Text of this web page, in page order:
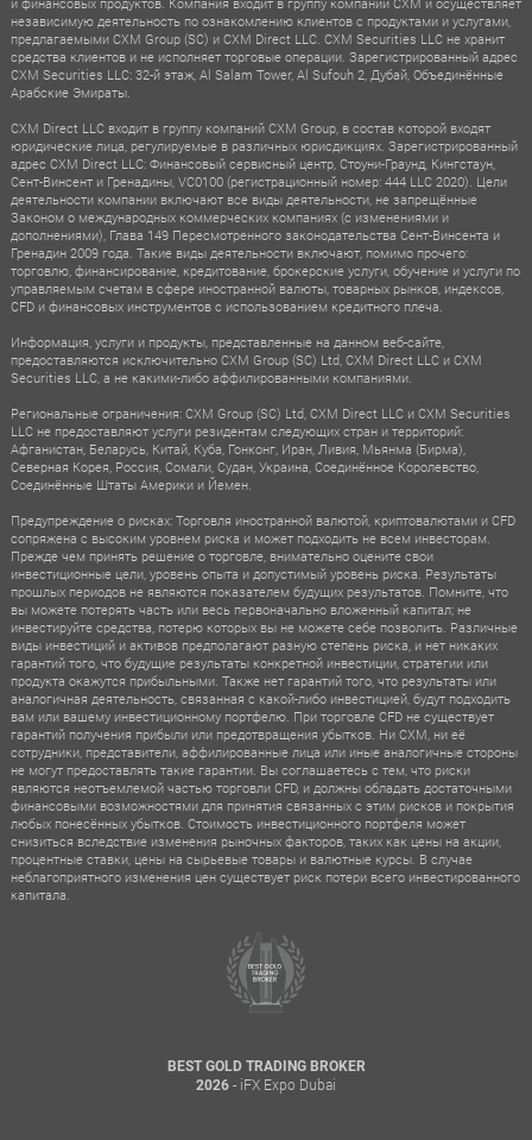
независимую деятельность по ознакомлению клиентов с продуктами и услугами,
предлагаемыми CXM Group (SC) и CXM Direct LLC. CXM Securities LLC не хранит
средства клиентов и не исполняет торговые операции. Зарегистрированный адрес
CXM Securities LLC: 32-й этаж, Al Salam Tower, Al Sufouh 2, Дубай, Объединённые
Арабские Эмираты.
CXM Direct LLC входит в группу компаний CXM Group, в состав которой входят
юридические лица, регулируемые в различных юрисдикциях. Зарегистрированный
адрес CXM Direct LLC: Финансовый сервисный центр, Стоуни-Граунд, Кингстаун,
Сент-Винсент и Гренадины, VC0100 (регистрационный номер: 444 LLC 2020). Цели
деятельности компании включают все виды деятельности, не запрещённые
Законом о международных коммерческих компаниях (с изменениями и
дополнениями), Глава 149 Пересмотренного законодательства Сент-Винсента и
Гренадин 2009 года. Такие виды деятельности включают, помимо прочего:
торговлю, финансирование, кредитование, брокерские услуги, обучение и услуги по
управляемым счетам в сфере иностранной валюты, товарных рынков, индексов,
CFD и финансовых инструментов с использованием кредитного плеча.
Информация, услуги и продукты, представленные на данном веб-сайте,
предоставляются исключительно CXM Group (SC) Ltd, CXM Direct LLC и CXM
Securities LLC, а не какими-либо аффилированными компаниями.
Региональные ограничения: CXM Group (SC) Ltd, CXM Direct LLC и CXM Securities
LLC не предоставляют услуги резидентам следующих стран и территорий:
Афганистан, Беларусь, Китай, Куба, Гонконг, Иран, Ливия, Мьянма (Бирма),
Северная Корея, Россия, Сомали, Судан, Украина, Соединённое Королевство,
Соединённые Штаты Америки и Йемен.
Предупреждение о рисках: Торговля иностранной валютой, криптовалютами и CFD
сопряжена с высоким уровнем риска и может подходить не всем инвесторам.
Прежде чем принять решение о торговле, внимательно оцените свои
инвестиционные цели, уровень опыта и допустимый уровень риска. Результаты
прошлых периодов не являются показателем будущих результатов. Помните, что
вы можете потерять часть или весь первоначально вложенный капитал; не
инвестируйте средства, потерю которых вы не можете себе позволить. Различные
виды инвестиций и активов предполагают разную степень риска, и нет никаких
гарантий того, что будущие результаты конкретной инвестиции, стратегии или
продукта окажутся прибыльными. Также нет гарантий того, что результаты или
аналогичная деятельность, связанная с какой-либо инвестицией, будут подходить
вам или вашему инвестиционному портфелю. При торговле CFD не существует
гарантий получения прибыли или предотвращения убытков. Ни CXM, ни её
сотрудники, представители, аффилированные лица или иные аналогичные стороны
не могут предоставлять такие гарантии. Вы соглашаетесь с тем, что риски
являются неотъемлемой частью торговли CFD, и должны обладать достаточными
финансовыми возможностями для принятия связанных с этим рисков и покрытия
любых понесённых убытков. Стоимость инвестиционного портфеля может
снизиться вследствие изменения рыночных факторов, таких как цены на акции,
процентные ставки, цены на сырьевые товары и валютные курсы. В случае
неблагоприятного изменения цен существует риск потери всего инвестированного
капитала.
BEST GOLD TRADING BROKER
2026 - iFX Expo Dubai